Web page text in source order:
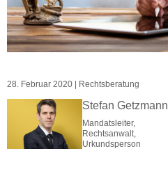
28. Februar 2020 | Rechtsberatung
Stefan Getzmann
Mandatsleiter,
Rechtsanwalt,
Urkundsperson